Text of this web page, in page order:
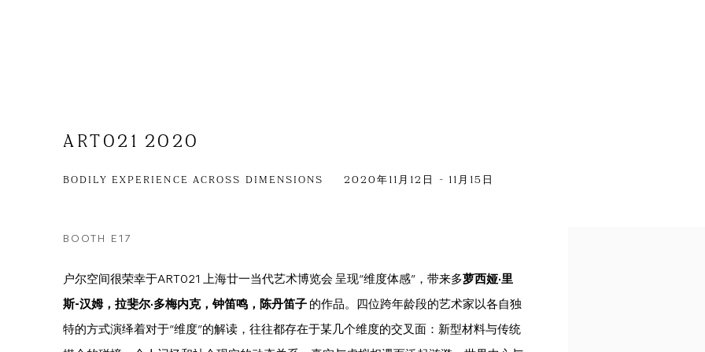
ART021 2020
BODILY EXPERIENCE ACROSS DIMENSIONS 2020年11月12日 - 11月15日
BOOTH E17
户尔空间很荣幸于ART021 上海廿一当代艺术博览会 呈现“维度体感” ，带来多萝西娅·里
斯-汉姆，拉斐尔·多梅内克，钟笛鸣，陈丹笛子 的作品。四位跨年龄段的艺术家以各自独
特的方式演绎着对于“维度”的解读，往往都存在于某几个维度的交叉面：新型材料与传统